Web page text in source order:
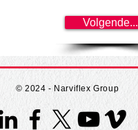
Volgende...
© 2024 - Narviflex Group